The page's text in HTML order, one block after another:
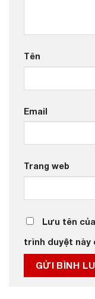
Tên
Email
Trang web
Lưu tên
trình duyệt này